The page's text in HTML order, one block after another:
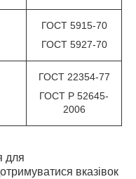
ГОСТ 5915-70
ГОСТ 5927-70
ГОСТ 22354-77
ГОСТ Р 52645-
2006
для
вказівок